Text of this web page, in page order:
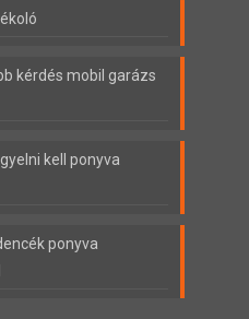
kérdés mobil garázs
kell ponyva
ponyva